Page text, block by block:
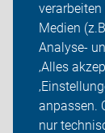
verarbeiten
Medien
Analyse-
‚Alles
anpassen.
nur
Mitgliedschaft
Fachwissen
Presse
Login